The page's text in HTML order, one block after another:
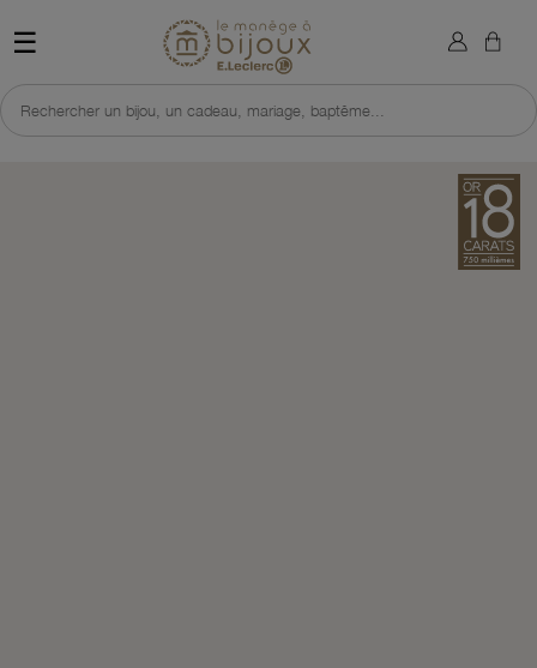
☰ Retour à l'accueil du site
Rechercher un bijou, un cadeau, mariage, baptême...
×